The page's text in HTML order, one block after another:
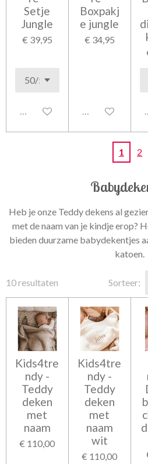
Setje
Jungle
€ 39,95
Uitgeschakeld
Boxpakj
e jungle
€ 34,95
Uitgeschakeld
1 2
Heb je onze Teddy dekens al
met de naam van je kindje erop?
bieden duurzame babydekentjes
katoen.
10 resultaten Sorteer:
Kids4tre
ndy -
Teddy
deken
met
naam
€ 110,00
Kids4tre
ndy -
Teddy
deken
met
naam
wit
€ 110,00